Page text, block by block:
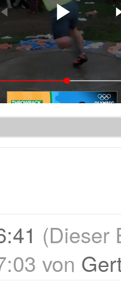
(Dieser
von